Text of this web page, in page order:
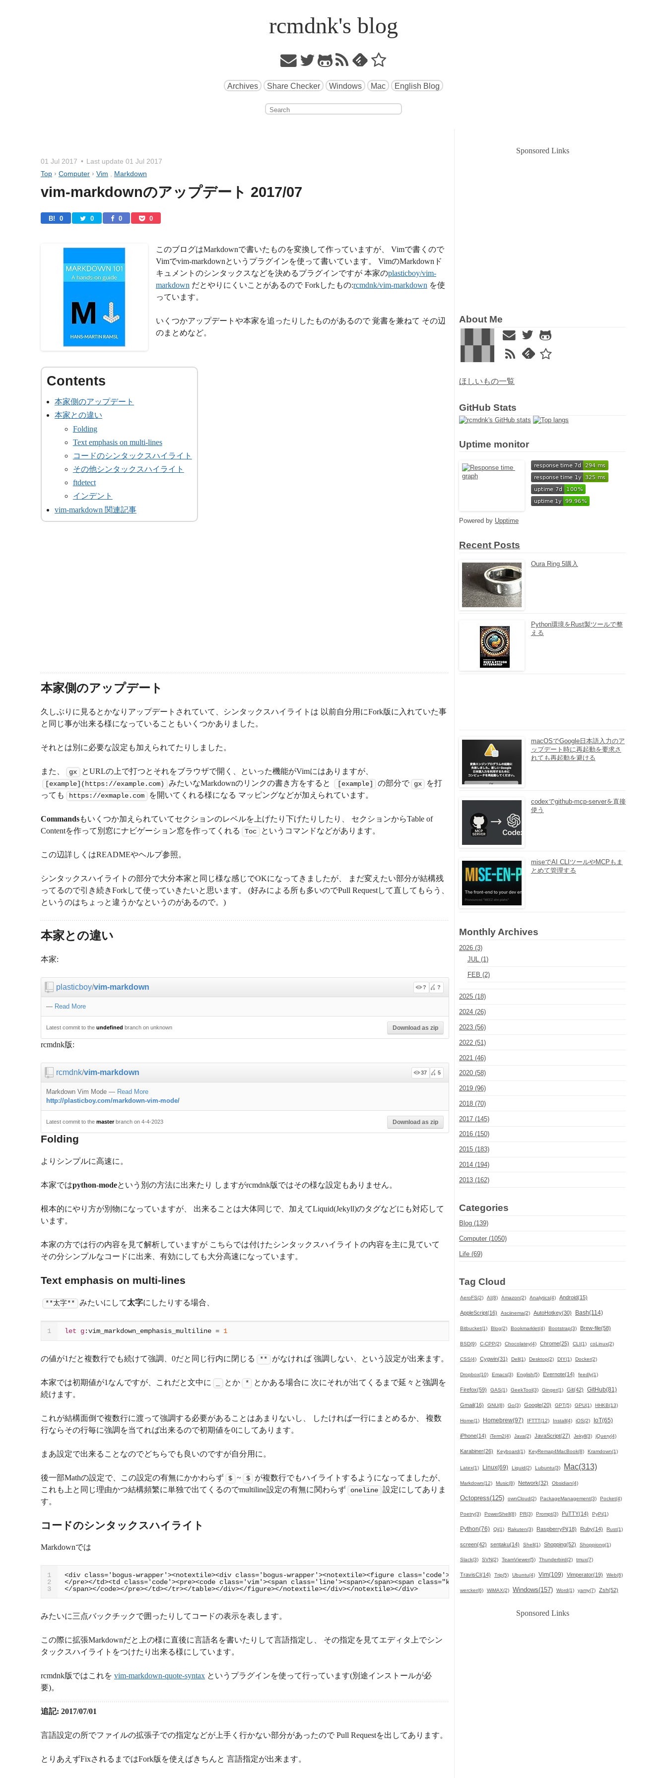
rcmdnk's blog
Archives Share Checker Windows Mac English Blog
01 Jul 2017 Last update 01 Jul 2017
Top › Computer › Vim , Markdown
vim-markdownのアップデート 2017/07
B! 0 0 0 0
このブログはMarkdownで書いたものを変換して作っていますが、 Vimで書くので
Vimでvim-markdownというプラグインを使って書いています。 VimのMarkdownド
キュメントのシンタックスなどを決めるプラグインですが 本家のplasticboy/vim-
markdown だとやりにくいことがあるので Forkしたもの:rcmdnk/vim-markdown を使
っています。
いくつかアップデートや本家を追ったりしたものがあるので 覚書を兼ねて その辺
のまとめなど。
本家側のアップデート
本家との違い
Folding
Text emphasis on multi-lines
コードのシンタックスハイライト
その他シンタックスハイライト
ftdetect
インデント
vim-markdown 関連記事
本家側のアップデート
久しぶりに見るとかなりアップデートされていて、シンタックスハイライトは 以前自分用にFork版に入れていた事
と同じ事が出来る様になっていることもいくつかありました。
それとは別に必要な設定も加えられてたりしました。
また、 gx とURLの上で打つとそれをブラウザで開く、といった機能がVimにはありますが、
[example](https://example.com) みたいなMarkdownのリンクの書き方をすると [example] の部分で gx
を打
っても
https://exmaple.com を開いてくれる様になる マッピングなどが加えられています。
Commandsもいくつか加えられていてセクションのレベルを上げたり下げたりしたり、 セクションからTable of
Contentを作って別窓にナビゲーション窓を作ってくれる
Toc というコマンドなどがあります。
この辺詳しくはREADMEやヘルプ参照。
シンタックスハイライトの部分で大分本家と同じ様な感じでOKになってきましたが、 まだ変えたい部分が結構残
ってるので引き続きForkして使っていきたいと思います。 (好みによる所も多いのでPull Requestして直してもらう、
というのはちょっと違うかなというのがあるので。)
本家との違い
本家:
plasticboy/vim-markdown ? ?
— Read More
Latest commit to the undefined branch on unknown Download as zip
rcmdnk版:
rcmdnk/vim-markdown 37 5
Markdown Vim Mode — Read More
http://plasticboy.com/markdown-vim-mode/
Latest commit to the masterbranch on 4-4-2023 Download as zip
Folding
よりシンプルに高速に。
本家ではpython-modeという別の方法に出来たり しますがrcmdnk版ではその様な設定もありません。
根本的にやり方が別物になっていますが、 出来ることは大体同じで、加えてLiquid(Jekyll)のタグなどにも対応して
います。
本家の方では行の内容を見て解析していますが こちらでは付けたシンタックスハイライトの内容を主に見ていて
その分シンプルなコードに出来、有効にしても大分高速になっています。
Text emphasis on multi-lines
**太字** みたいにして太字にしたりする場合、
1 let g:vim_markdown_emphasis_multiline = 1
の値が1だと複数行でも続けて強調、0だと同じ行内に閉じる ** がなければ 強調しない、という設定が出来ます。
本家では初期値が1なんですが、これだと文中に とか *
とかある場合に 次にそれが出てくるまで延々と強調を
続けます。
これが結構面倒で複数行に渡って強調する必要があることはあまりないし、 したければ一行にまとめるか、 複数
行ならその行毎に強調を当てれば出来るので初期値を0にしてあります。
まあ設定で出来ることなのでどちらでも良いのですが自分用に。
後一部Mathの設定で、この設定の有無にかかわらず $ ~ $
が複数行でもハイライトするようになってましたが、
これも上と同じ理由かつ結構頻繁に単独で出てくるのでmultiline設定の有無に関わらず
oneline 設定にしてありま
す。
コードのシンタックスハイライト
Markdownでは
1
2
3
みたいに三点バックチックで囲ったりしてコードの表示を表します。
この際に拡張Markdownだと上の様に直後に言語名を書いたりして言語指定し、 その指定を見てエディタ上でシン
タックスハイライトをつけたり出来る様にしています。
rcmdnk版ではこれを vim-markdown-quote-syntax というプラグインを使って行っています(別途インストールが必
要)。
追記: 2017/07/01
言語設定の所でファイルの拡張子での指定などが上手く行かない部分があったので Pull Requestを出してあります。
とりあえずFixされるまではFork版を使えばきちんと 言語指定が出来ます。
Sponsored Links
About Me
ほしいもの一覧
GitHub Stats
Uptime monitor
Powered by Upptime
Recent Posts
Oura Ring 5購入
Python環境をRust製ツールで整
える
macOSでGoogle日本語入力のア
ップデート時に再起動を要求さ
れても再起動を避ける
codexでgithub-mcp-serverを直接
使う
miseでAI CLIツールやMCPもま
とめて管理する
Monthly Archives
2026 (3)
JUL (1)
FEB (2)
2025 (18)
2024 (26)
2023 (56)
2022 (51)
2021 (46)
2020 (58)
2019 (96)
2018 (70)
2017 (145)
2016 (150)
2015 (183)
2014 (194)
2013 (162)
Categories
Blog (139)
Computer (1050)
Life (69)
Tag Cloud
AeroFS(2) AI(8) Amazon(2) Analytics(4) Android(15)
AppleScript(16) Asciinema(2) AutoHotkey(30) Bash(114)
Bitbucket(1) Blog(2) Bookmarklet(4) Bootstrap(3) Brew-file(58)
BSD(9) C-CPP(2) Chocolatey(4) Chrome(25) CLI(1) coLinux(2)
CSS(4) Cygwin(31) Dell(1) Desktop(2) DIY(1) Docker(2)
Dropbox(10) Emacs(3) English(5) Evernote(14) feedly(1)
Firefox(59) GAS(1) GeekTool(3) Ginger(1) Git(42) GitHub(81)
Gmail(16) GNU(8) Go(3) Google(20) GPT(5) GPU(1) HHKB(13)
Home(1) Homebrew(97) IFTTT(12) Install(4) iOS(2) IoT(65)
iPhone(14) iTerm2(4) Java(2) JavaScript(27) Jekyll(3) jQuery(4)
Karabiner(26) Keyboard(1) KeyRemap4MacBook(8) Kramdown(1)
Latex(1) Linux(69) Liquid(2) Lubuntu(3) Mac(313)
Markdown(12) Music(8) Network(32) Obsidian(4)
Octopress(125) ownCloud(2) PackageManagement(3) Pocket(4)
Poetry(3) PowerShell(8) PR(3) Prompt(3) PuTTY(14) PyPi(1)
Python(76) Qi(1) Rakuten(3) RaspberryPi(18) Ruby(14) Rust(1)
screen(42) sentaku(14) Shell(1) Shopping(52) Shoppiong(1)
Slack(3) SVN(2) TeamViewer(5) Thunderbird(2) tmux(7)
TravisCI(14) Trip(5) Ubuntu(4) Vim(109) Vimperator(19) Web(6)
wercker(6) WiMAX(2) Windows(157) Word(1) yamy(7) Zsh(52)
Sponsored Links